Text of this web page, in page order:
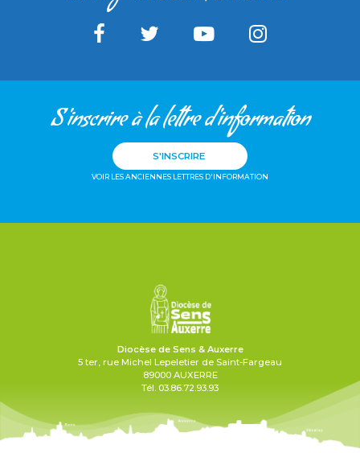
S'inscrire à la lettre d'information
S'INSCRIRE
VOIR LES ANCIENNES LETTRES D'INFORMATION
Diocèse de Sens & Auxerre
5 ter, rue Michel Lepeletier de Saint-Fargeau
89000 AUXERRE
Tél. 03.86.72.93.93